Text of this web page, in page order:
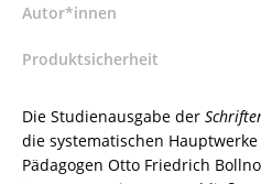
Ursula
(Hrsg.),
Kühne-
Bertram
(Hrsg.),
Autor*innen
Produktsicherheit
Die Studienausgabe der
die systematischen
Pädagogen Otto Friedrich